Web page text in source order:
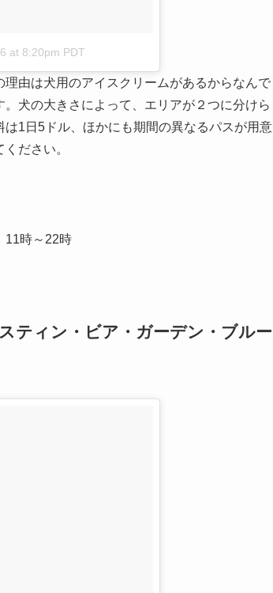
at 8:20pm PDT
由は犬用のアイスクリームがあるからなんで
犬の大きさによって、エリアが２つに分けら
1日5ドル、ほかにも期間の異なるパスが用意
ださい。
時～22時
ティン・ビア・ガーデン・ブルー